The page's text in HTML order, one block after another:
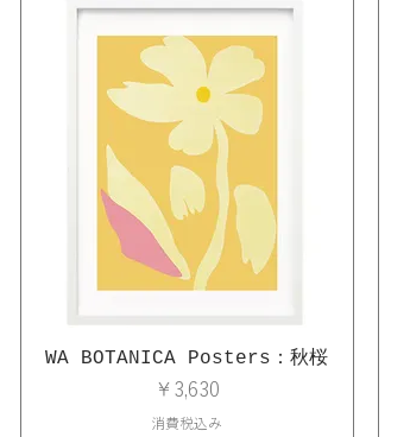
WA BOTANICA Posters：秋桜
価格
￥3,630
消費税込み